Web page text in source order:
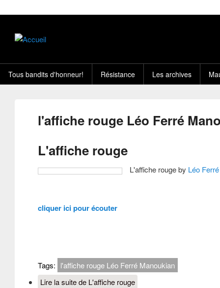
Tous bandits d'honneur! Résistance Les archives
l'affiche rouge Léo Ferré
L'affiche rouge
L'affiche rouge by Léo
cliquer ici pour écouter
Tags: l'affiche rouge Léo Ferré Manoukian
Lire la suitede L'affiche rouge